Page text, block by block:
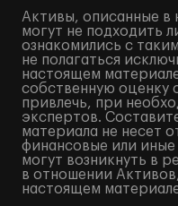
Активы, описанные в
могут не подходить
ознакомились с
не полагаться
настоящем
собственную оценку
привлечь, при
экспертов.
материала не несет
финансовые или
могут возникнуть в
в отношении
настоящем